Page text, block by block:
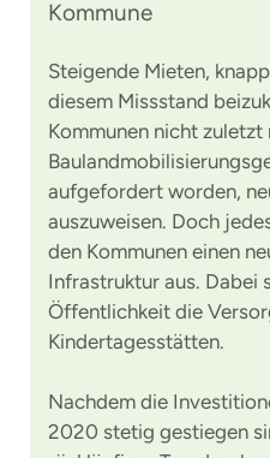
Kommune
Steigende Mieten,
diesem Missstand
Kommunen nicht zuletzt
aufgefordert worden,
auszuweisen. Doch
den Kommunen einen
Infrastruktur aus. Dabei
Öffentlichkeit die
Kindertagesstätten.
Nachdem die
2020 stetig gestiegen